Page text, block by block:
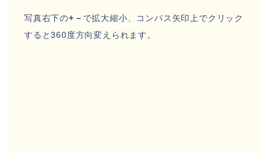
写真右下の+－ で拡大縮小、コンパス矢印上でクリック
すると360度方向変えられます。